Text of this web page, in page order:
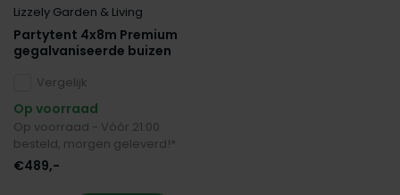
Lizzely Garden & Living
Partytent 4x8m Premium
gegalvaniseerde buizen
Vergelijk
Op voorraad
Op voorraad - Vóór 21:00
besteld, morgen geleverd!*
€489,-